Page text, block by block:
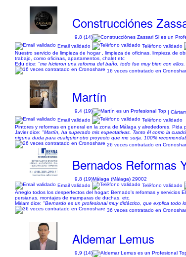
Construcciónes
9,8 (14)
Email validado
Teléfono validado
Nuestro servicio de limpieza de hogar , limpieza de oficinas, limpieza de
trabajo, como oficinas, apartamentos, chalet etc
Edu dice: "me hicieron una reforma del baño, todo fue muy bien con
16 veces contratado en
Martín
9,4 (19)
|
Email validado
Teléfono validado
Pintores y reformas en general en la zona de Málaga y alrededores. Pida
Javier dice: "Martín, ha superado mis expectativas. Tanto él como la
niguna duda para cualquier otro proyecto que me surja. 100%
26 veces contratado en
Bernados Reformas
9,8 (19)Málaga (Málaga) 29002
Email validado
Teléfono validado
Arreglo todos los desperfectos del hogar: Bernado's reformas y servicios
persianas, montajes de mamparas de duchas, etc.
Miriam dice: "Bernardo es un profesional muy didáctico, que explica todo
36 veces contratado en
Aldemar Lemus
9,9 (14)